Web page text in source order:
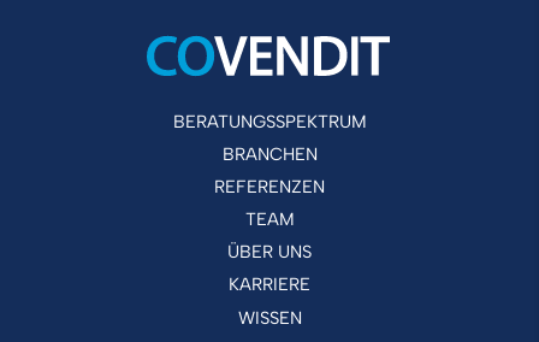
BERATUNGSSPEKTRUM
BRANCHEN
REFERENZEN
TEAM
ÜBER UNS
KARRIERE
WISSEN